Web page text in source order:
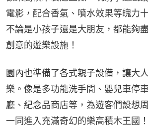
電影，配合香氣、噴水效果等魄力
不論是小孩子還是大朋友，都能夠
創意的遊樂設施！
園內也準備了各式親子設備，讓大
樂。像是多功能洗手間、嬰兒車停
廳、紀念品商店等，為遊客們設想
一同進入充滿奇幻的樂高積木王國！